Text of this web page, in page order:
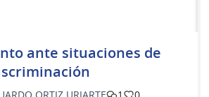
ante situaciones de